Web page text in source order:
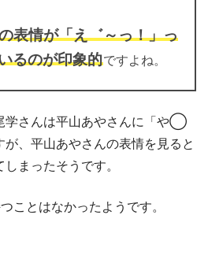
表情が「え゛～っ！」っ
るのが印象的ですよね。
学さんは平山あやさんに「や◯
、平山あやさんの表情を見ると
まったそうです。
ことはなかったようです。